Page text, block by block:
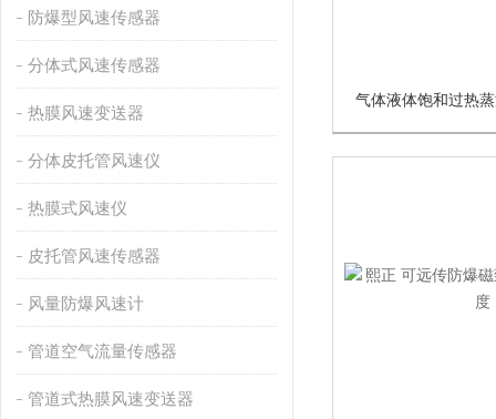
防爆型风速传感器
分体式风速传感器
热膜风速变送器
分体皮托管风速仪
热膜式风速仪
皮托管风速传感器
风量防爆风速计
管道空气流量传感器
管道式热膜风速变送器